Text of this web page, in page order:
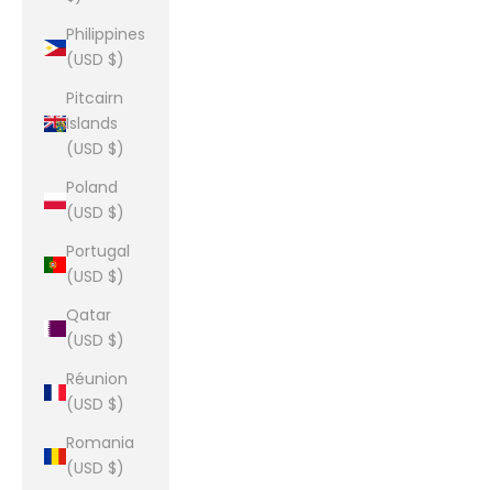
Philippines
(USD $)
Pitcairn
Islands
(USD $)
Poland
(USD $)
Portugal
(USD $)
Qatar
(USD $)
Réunion
(USD $)
Romania
(USD $)